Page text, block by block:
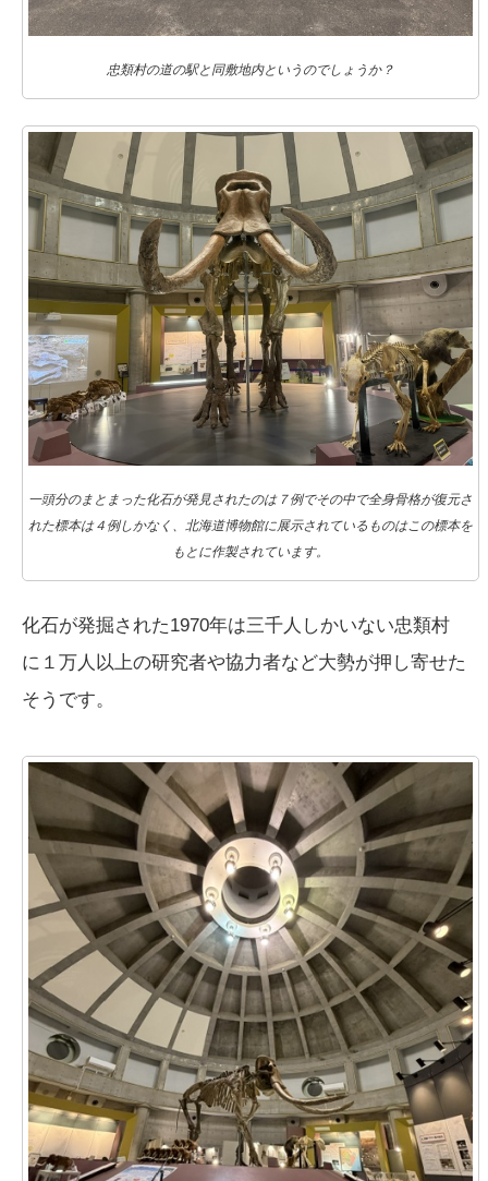
忠類村の道の駅と同敷地内というのでしょうか？
一頭分のまとまった化石が発見されたのは７例でその中で全身骨格が復元さ
れた標本は４例しかなく、北海道博物館に展示されているものはこの標本を
もとに作製されています。
化石が発掘された1970年は三千人しかいない忠類村
に１万人以上の研究者や協力者など大勢が押し寄せた
そうです。